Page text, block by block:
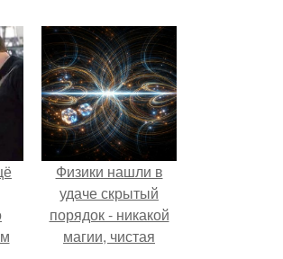
Физики нашли в
удаче скрытый
порядок - никакой
магии, чистая